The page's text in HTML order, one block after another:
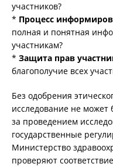
участников?
* Процесс
полная и понятная
участникам?
* Защита прав
благополучие всех
Без одобрения
исследование не может
за проведением
государственные
Министерство
проверяют